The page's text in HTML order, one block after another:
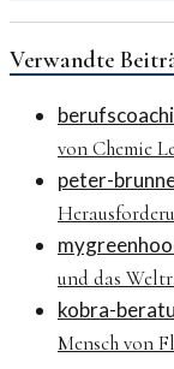
Verwandte
von Chemie
peter-
und das
kobra-
Mensch von